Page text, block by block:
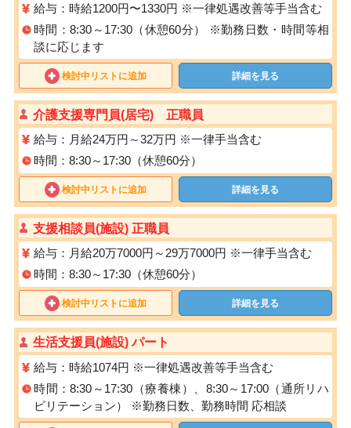
給与：時給1200円〜1330円 ※⼀律処遇改善等⼿当含む
時間：8:30～17:30（休憩60分） ※勤務⽇数・時間等相
談に応じます
検討中リストに追加 詳細を見る
介護支援専門員(居宅) 正職員
給与：月給24万円～32万円 ※一律手当含む
時間：8:30～17:30（休憩60分）
検討中リストに追加 詳細を見る
支援相談員(施設) 正職員
給与：月給20万7000円～29万7000円 ※一律手当含む
時間：8:30～17:30（休憩60分）
検討中リストに追加 詳細を見る
生活支援員(施設) パート
給与：時給1074円 ※⼀律処遇改善等⼿当含む
時間：8:30～17:30（療養棟）、8:30～17:00（通所リハ
ビリテーション） ※勤務⽇数、勤務時間 応相談